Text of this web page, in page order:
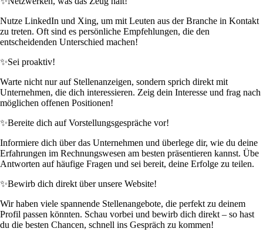
Nutze LinkedIn und Xing, um mit Leuten aus der Branche in Kontakt
zu treten. Oft sind es persönliche Empfehlungen, die den
entscheidenden Unterschied machen!
✨Sei proaktiv!
Warte nicht nur auf Stellenanzeigen, sondern sprich direkt mit
Unternehmen, die dich interessieren. Zeig dein Interesse und frag nach
möglichen offenen Positionen!
✨Bereite dich auf Vorstellungsgespräche vor!
Informiere dich über das Unternehmen und überlege dir, wie du deine
Erfahrungen im Rechnungswesen am besten präsentieren kannst. Übe
Antworten auf häufige Fragen und sei bereit, deine Erfolge zu teilen.
✨Bewirb dich direkt über unsere Website!
Wir haben viele spannende Stellenangebote, die perfekt zu deinem
Profil passen könnten. Schau vorbei und bewirb dich direkt – so hast
du die besten Chancen, schnell ins Gespräch zu kommen!